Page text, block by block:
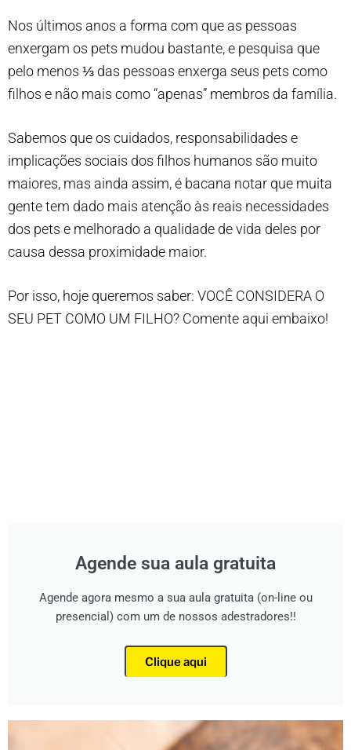
Nos últimos anos a forma com que as pessoas
enxergam os pets mudou bastante, e pesquisa que
pelo menos ⅓ das pessoas enxerga seus pets como
filhos e não mais como “apenas” membros da família.
Sabemos que os cuidados, responsabilidades e
implicações sociais dos filhos humanos são muito
maiores, mas ainda assim, é bacana notar que muita
gente tem dado mais atenção às reais necessidades
dos pets e melhorado a qualidade de vida deles por
causa dessa proximidade maior.
Por isso, hoje queremos saber: VOCÊ CONSIDERA O
SEU PET COMO UM FILHO? Comente aqui embaixo!
Agende sua aula gratuita
Agende agora mesmo a sua aula gratuita (on-line ou
presencial) com um de nossos adestradores!!
Clique aqui